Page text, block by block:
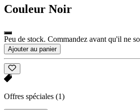
Couleur Noir
Peu de stock. Commandez avant qu'il ne
Ajouter au panier
Offres spéciales (1)